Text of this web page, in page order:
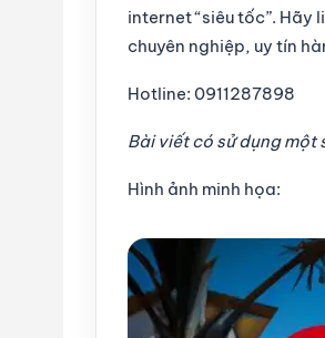
internet “siêu tốc”. Hãy
chuyên nghiệp, uy tín
Hotline: 0911287898
Bài viết có sử dụng
Hình ảnh minh họa: